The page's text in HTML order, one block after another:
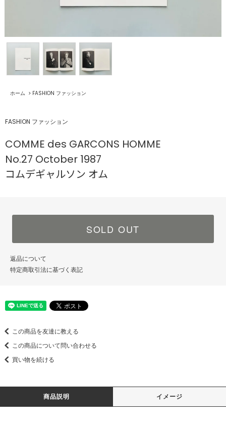
ホーム > FASHION ファッション
FASHION ファッション
COMME des GARCONS HOMME
No.27 October 1987
コムデギャルソン オム
SOLD OUT
返品について
特定商取引法に基づく表記
この商品を友達に教える
この商品について問い合わせる
買い物を続ける
商品説明 イメージ